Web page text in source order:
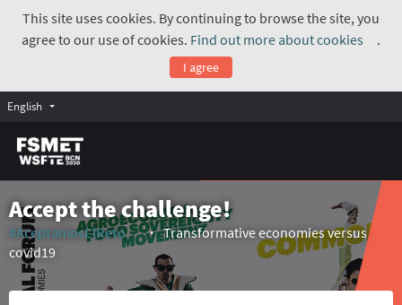
This site uses cookies. By continuing to browse the site, you
agree to our use of cookies. Find out more about cookies
.
I agree
English
Accept the challenge!
#AceptamosElReto
(External link)
Transformative economies versus
covid19